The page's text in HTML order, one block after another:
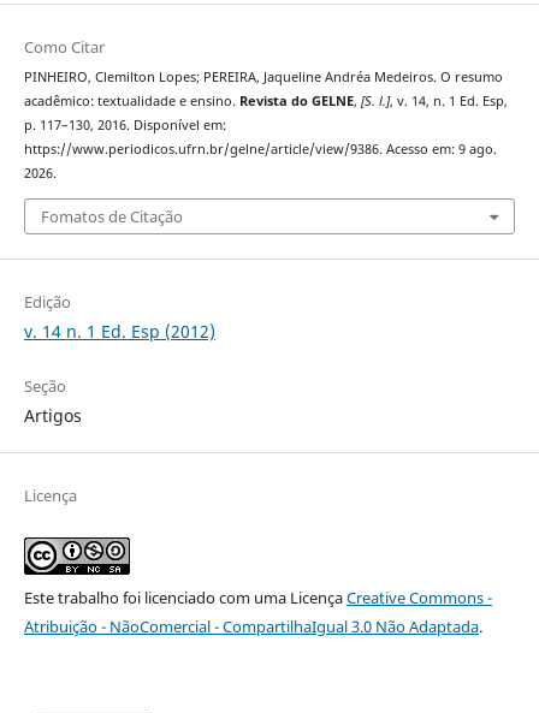
Como Citar
PINHEIRO, Clemilton Lopes; PEREIRA, Jaqueline Andréa Medeiros. O resumo
acadêmico: textualidade e ensino. Revista do GELNE, [S. l.], v. 14, n. 1 Ed. Esp,
p. 117–130, 2016. Disponível em:
https://www.periodicos.ufrn.br/gelne/article/view/9386. Acesso em: 9 ago.
2026.
Fomatos de Citação
Edição
v. 14 n. 1 Ed. Esp (2012)
Seção
Artigos
Licença
Este trabalho foi licenciado com uma LicençaCreative Commons -
Atribuição - NãoComercial - CompartilhaIgual 3.0 Não Adaptada.